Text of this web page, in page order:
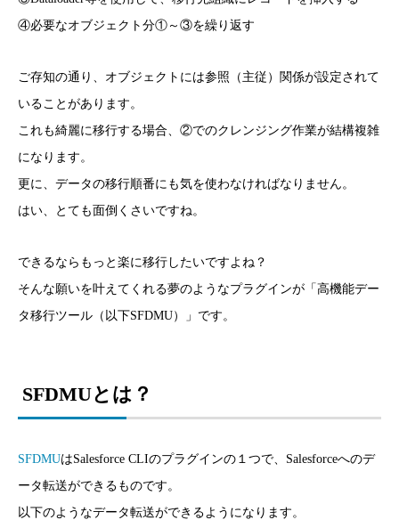
④必要なオブジェクト分①～③を繰り返す
ご存知の通り、オブジェクトには参照（主従）関係が設定されて
いることがあります。
これも綺麗に移行する場合、②でのクレンジング作業が結構複雑
になります。
更に、データの移行順番にも気を使わなければなりません。
はい、とても面倒くさいですね。
できるならもっと楽に移行したいですよね？
そんな願いを叶えてくれる夢のようなプラグインが「高機能デー
タ移行ツール（以下SFDMU）」です。
SFDMUとは？
SFDMUはSalesforce CLIのプラグインの１つで、Salesforceへのデ
ータ転送ができるものです。
以下のようなデータ転送ができるようになります。